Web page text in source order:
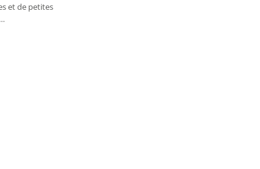
et de petites